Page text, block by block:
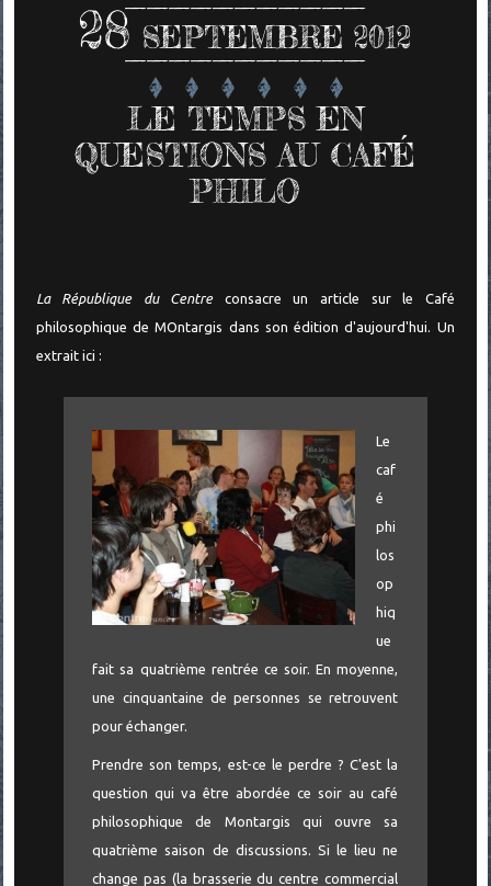
28 SEPTEMBRE 2012
LE TEMPS EN
QUESTIONS AU CAFÉ
PHILO
La République du Centreconsacre un article sur le Café
philosophique de MOntargis dans son édition d'aujourd'hui. Un
extrait ici :
Le
caf
é
phi
los
op
hiq
ue
fait sa quatrième rentrée ce soir. En moyenne,
une cinquantaine de personnes se retrouvent
pour échanger.
Prendre son temps, est-ce le perdre ? C'est la
question qui va être abordée ce soir au café
philosophique de Montargis qui ouvre sa
quatrième saison de discussions. Si le lieu ne
change pas (la brasserie du centre commercial